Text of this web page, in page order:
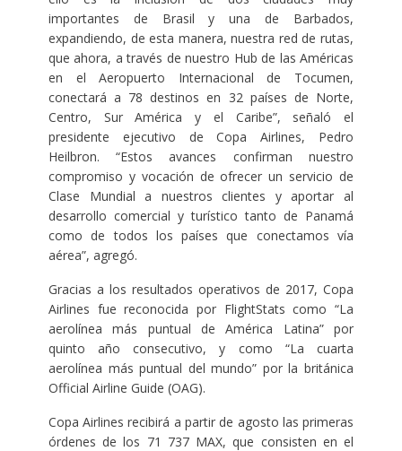
importantes de Brasil y una de Barbados,
expandiendo, de esta manera, nuestra red de rutas,
que ahora, a través de nuestro Hub de las Américas
en el Aeropuerto Internacional de Tocumen,
conectará a 78 destinos en 32 países de Norte,
Centro, Sur América y el Caribe”, señaló el
presidente ejecutivo de Copa Airlines, Pedro
Heilbron. “Estos avances confirman nuestro
compromiso y vocación de ofrecer un servicio de
Clase Mundial a nuestros clientes y aportar al
desarrollo comercial y turístico tanto de Panamá
como de todos los países que conectamos vía
aérea”, agregó.
Gracias a los resultados operativos de 2017, Copa
Airlines fue reconocida por FlightStats como “La
aerolínea más puntual de América Latina” por
quinto año consecutivo, y como “La cuarta
aerolínea más puntual del mundo” por la británica
Official Airline Guide (OAG).
Copa Airlines recibirá a partir de agosto las primeras
órdenes de los 71 737 MAX, que consisten en el